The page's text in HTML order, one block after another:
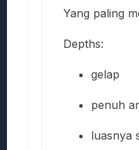
Yang paling
Depths:
gelap
penuh
luasnya